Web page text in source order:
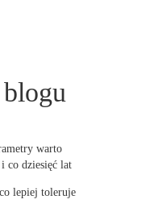
warto
co dziesięć lat
lepiej toleruje